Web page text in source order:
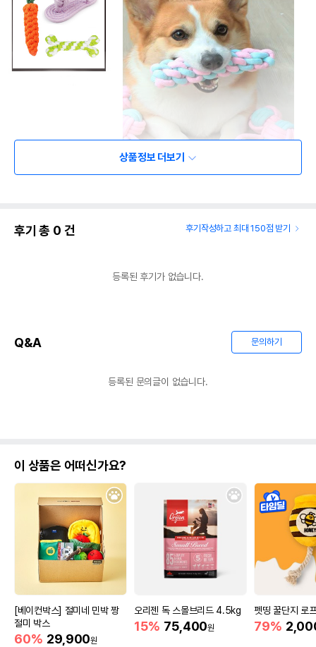
상품정보 더보기
후기 총 0 건 후기작성하고 최대 150점 받기
등록된 후기가 없습니다.
Q&A 문의하기
등록된 문의글이 없습니다.
이 상품은 어떠신가요?
[베이컨박스] 절미네 민박 짱
절미 박스
60% 29,900원
오리젠 독 스몰브리드 4.5kg
15% 75,400원
펫띵 꿀단지 로
79%